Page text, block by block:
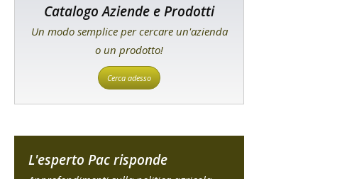
Catalogo Aziende e Prodotti
Un modo semplice per cercare un'azienda
o un prodotto!
Cerca adesso
L'esperto Pac risponde